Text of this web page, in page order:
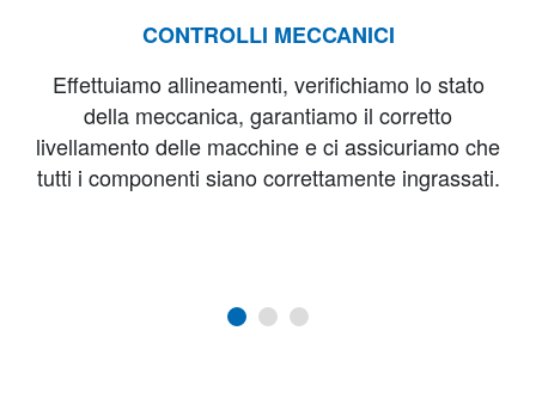
CONTROLLI MECCANICI
Effettuiamo allineamenti, verifichiamo lo stato
della meccanica, garantiamo il corretto
livellamento delle macchine e ci assicuriamo che
tutti i componenti siano correttamente ingrassati.